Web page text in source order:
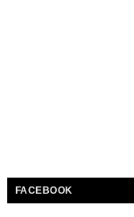
FACEBOOK